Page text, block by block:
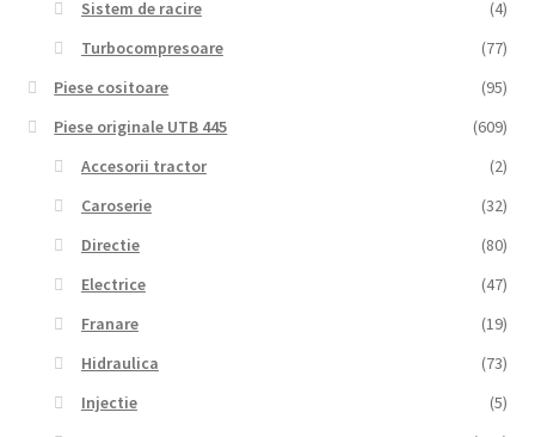
Sistem de racire
(4)
Turbocompresoare
(77)
Piese cositoare
(95)
Piese originale UTB 445
(609)
Accesorii tractor
(2)
Caroserie
(32)
Directie
(80)
Electrice
(47)
Franare
(19)
Hidraulica
(73)
Injectie
(5)